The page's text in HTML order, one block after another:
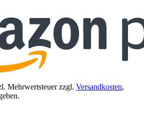
Mehrwertsteuer zzgl. Versandkosten,